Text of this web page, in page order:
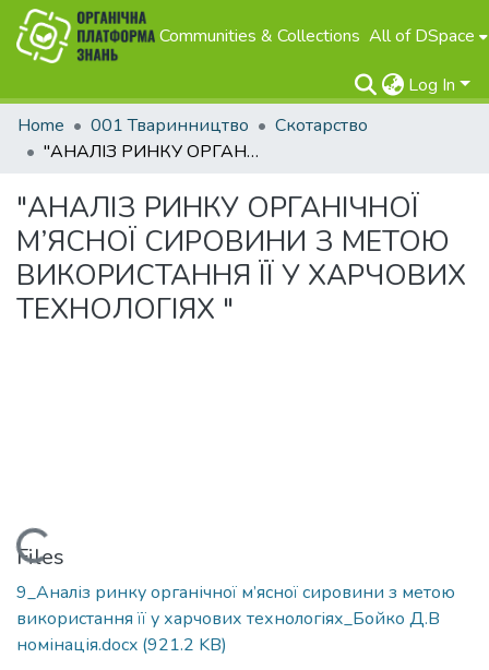
Communities & Collections All of DSpace
Log In
Home
001 Тваринництво
Скотарство
"АНАЛІЗ РИНКУ ОРГАНІЧНОЇ М’ЯСНОЇ СИРОВИНИ З МЕТОЮ ВИКОРИСТАННЯ ЇЇ У ХАРЧОВИХ ТЕХНОЛОГІЯХ "
"АНАЛІЗ РИНКУ ОРГАНІЧНОЇ
М’ЯСНОЇ СИРОВИНИ З МЕТОЮ
ВИКОРИСТАННЯ ЇЇ У ХАРЧОВИХ
ТЕХНОЛОГІЯХ "
Loading...
Files
9_Аналіз ринку органічної м’ясної сировини з метою
використання її у харчових технологіях_Бойко Д.В
номінація.docx (921.2 KB)